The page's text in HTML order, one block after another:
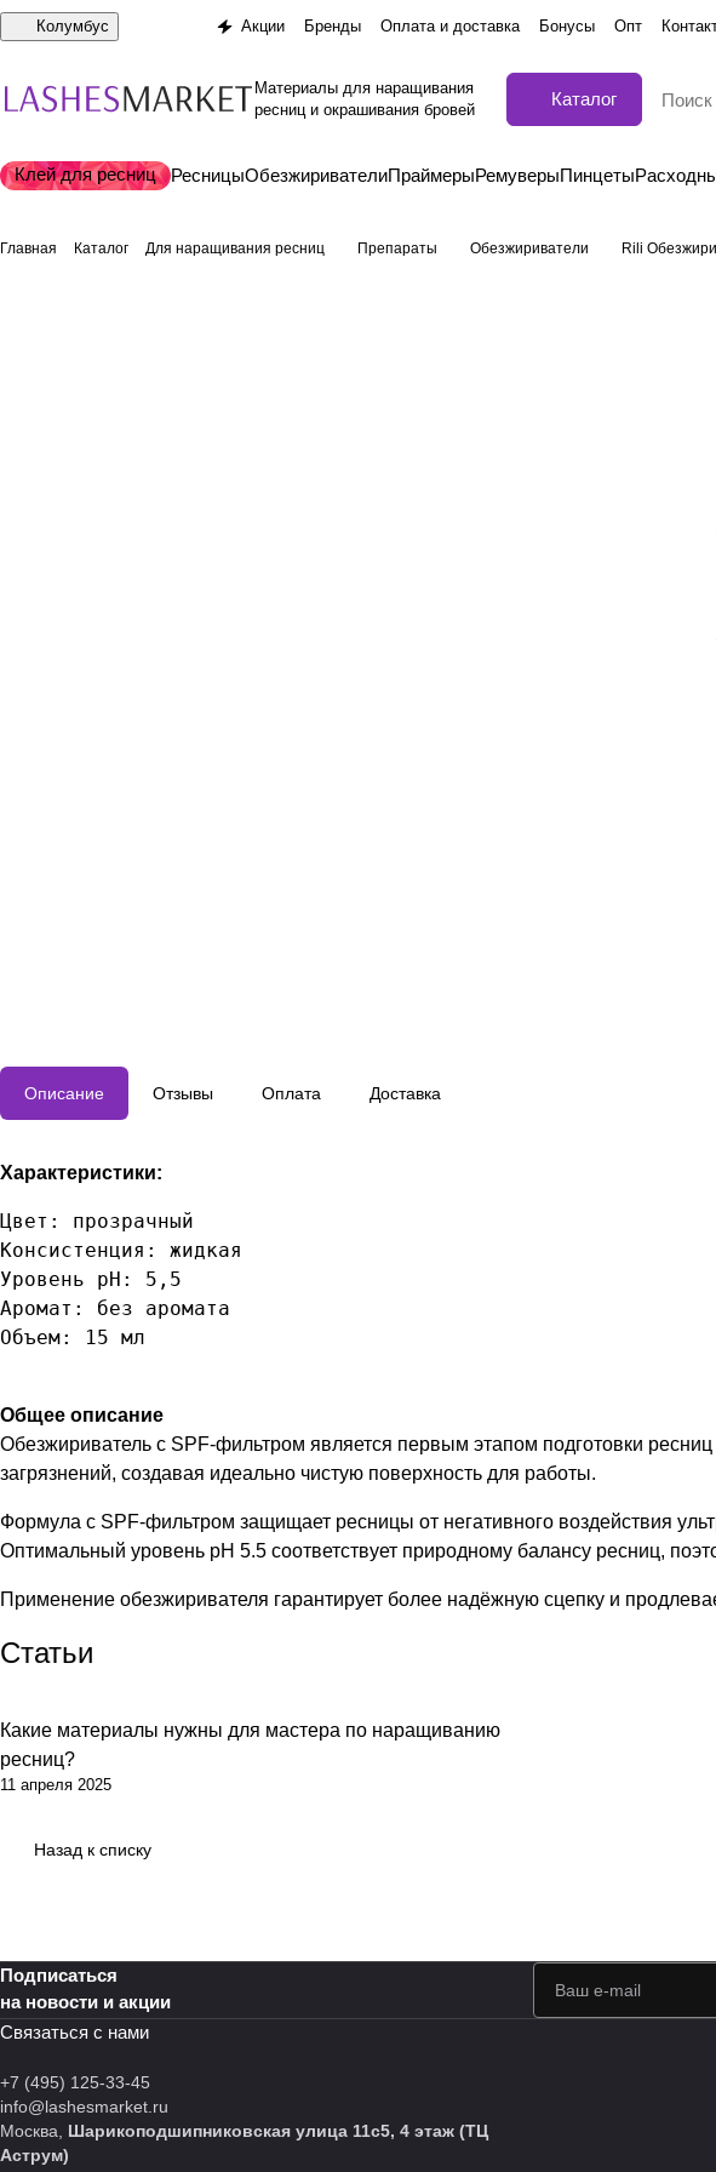
Колумбус Акции Бренды Оплата и доставка Бонусы Опт
Материалы для наращивания
ресниц и окрашивания бровей
Каталог
Клей для ресниц РесницыОбезжиривателиПраймерыРемуверыПинцеты
Главная Каталог Для наращивания ресниц Препараты Обезжириватели Rili
Описание Отзывы Оплата Доставка
Характеристики:
Цвет: прозрачный
Консистенция: жидкая
Уровень pH: 5,5
Аромат: без аромата
Общее описание
Обезжириватель с SPF-фильтром является первым этапом подготовки
загрязнений, создавая идеально чистую поверхность для работы.
Формула с SPF-фильтром защищает ресницы от негативного воздействия
Оптимальный уровень pH 5.5 соответствует природному балансу ресниц,
Применение обезжиривателя гарантирует более надёжную сцепку и
Статьи
Какие материалы нужны для мастера по наращиванию
ресниц?
11 апреля 2025
Назад к списку
Подписаться
на новости и акции
Связаться с нами
+7 (495) 125-33-45
info@lashesmarket.ru
Москва, Шарикоподшипниковская улица 11с5, 4 этаж (ТЦ
Аструм)